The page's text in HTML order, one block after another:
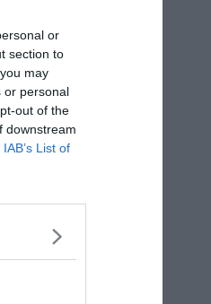
or
section to
may
or personal
out of the
downstream
IAB’s List of